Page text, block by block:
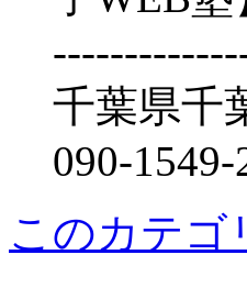
千葉県千
090-1549-
このカテゴ